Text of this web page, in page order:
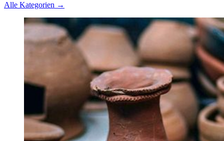
Alle Kategorien →